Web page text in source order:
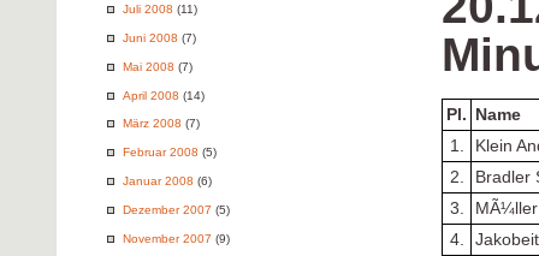
Juli 2008 (11)
Juni 2008 (7)
Mai 2008 (7)
April 2008 (14)
März 2008 (7)
Februar 2008 (5)
Januar 2008 (6)
Dezember 2007 (5)
November 2007 (9)
Pl.
Name
1.
Klein
2.
Bradler
3.
4.